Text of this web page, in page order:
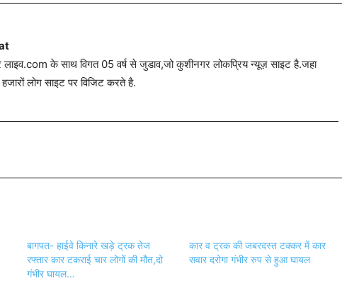
के साथ विगत 05 वर्ष से जुडाव,जो कुशीनगर लोकप्रिय न्यूज़ साइट है.जहा
हजारों लोग साइट पर विजिट करते है.
बागपत- हाईवे किनारे खड़े ट्रक तेज
रफ्तार कार टकराई चार लोगों की मौत,दो
गंभीर घायल…
कार व ट्रक की जबरदस्त टक्कर में कार
सवार दरोगा गंभीर रुप से हुआ घायल